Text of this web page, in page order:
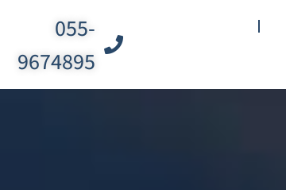
055-
9674895